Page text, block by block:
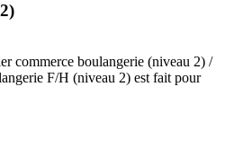
commerce boulangerie (niveau 2) /
F/H (niveau 2) est fait pour